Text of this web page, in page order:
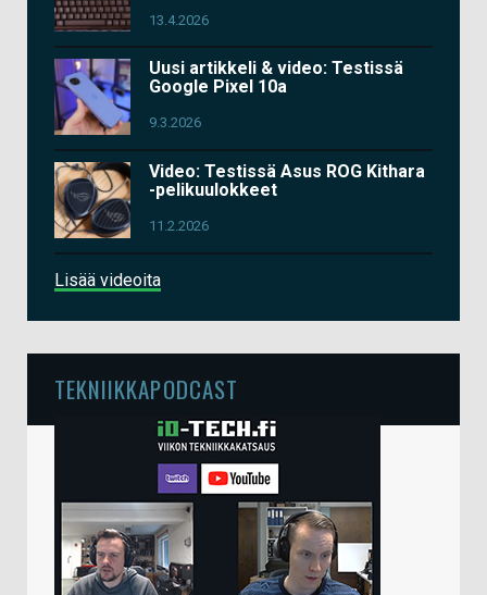
13.4.2026
Uusi artikkeli & video: Testissä
Google Pixel 10a
9.3.2026
Video: Testissä Asus ROG Kithara
-pelikuulokkeet
11.2.2026
Lisää videoita
TEKNIIKKAPODCAST